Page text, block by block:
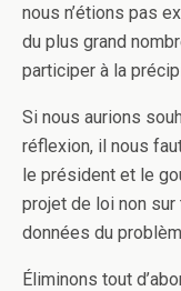
nous n’étions pas
du plus grand
participer à la
Si nous aurions
réflexion, il nous
le président et le
projet de loi non
données du
Éliminons tout